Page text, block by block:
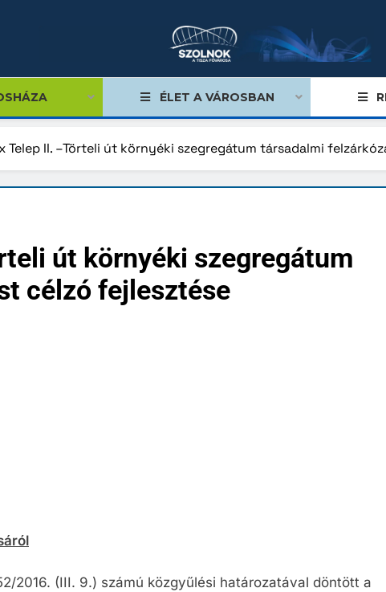
önkormányzatok
ÉLET A VÁROSBAN
Telep II. –Törteli út környéki szegregátum társadalmi
út környéki szegregátum
célzó fejlesztése
2016. (III. 9.) számú közgyűlési határozatával döntött a